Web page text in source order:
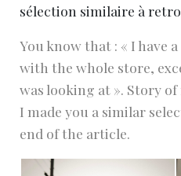
sélection similaire à
You know that : « I have
with the whole store,
was looking at ». Story of
I made you a similar
end of the article.